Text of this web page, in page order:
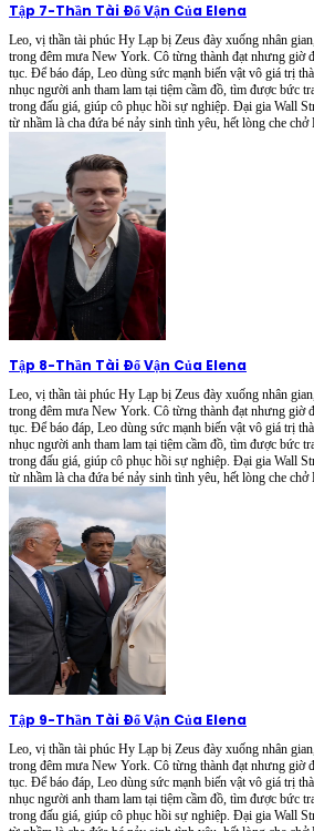
Tập 7-Thần Tài Đổ Vận Của Elena
Leo, vị thần tài phúc Hy Lạp bị Zeus đày xuống nhân
trong đêm mưa New York. Cô từng thành đạt nhưng giờ
tục. Để báo đáp, Leo dùng sức mạnh biến vật vô giá trị
nhục người anh tham lam tại tiệm cầm đồ, tìm được bức
trong đấu giá, giúp cô phục hồi sự nghiệp. Đại gia Wall
từ nhầm là cha đứa bé nảy sinh tình yêu, hết lòng che chở
Tập 8-Thần Tài Đổ Vận Của Elena
Leo, vị thần tài phúc Hy Lạp bị Zeus đày xuống nhân
trong đêm mưa New York. Cô từng thành đạt nhưng giờ
tục. Để báo đáp, Leo dùng sức mạnh biến vật vô giá trị
nhục người anh tham lam tại tiệm cầm đồ, tìm được bức
trong đấu giá, giúp cô phục hồi sự nghiệp. Đại gia Wall
từ nhầm là cha đứa bé nảy sinh tình yêu, hết lòng che chở
Tập 9-Thần Tài Đổ Vận Của Elena
Leo, vị thần tài phúc Hy Lạp bị Zeus đày xuống nhân
trong đêm mưa New York. Cô từng thành đạt nhưng giờ
tục. Để báo đáp, Leo dùng sức mạnh biến vật vô giá trị
nhục người anh tham lam tại tiệm cầm đồ, tìm được bức
trong đấu giá, giúp cô phục hồi sự nghiệp. Đại gia Wall